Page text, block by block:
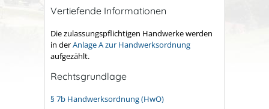
Vertiefende Informationen
Die zulassungspflichtigen Handwerke werden
in derAnlage A zur Handwerksordnung
aufgezählt.
Rechtsgrundlage
§ 7b Handwerksordnung (HwO)